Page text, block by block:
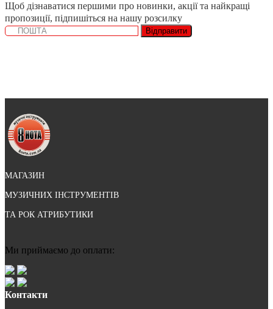
Щоб дізнаватися першими про новинки, акції та найкращі
пропозиції, підпишіться на нашу розсилку
Відправити
МАГАЗИН
МУЗИЧНИХ ІНСТРУМЕНТІВ
ТА РОК АТРИБУТИКИ
Ми приймаємо до оплати:
Контакти